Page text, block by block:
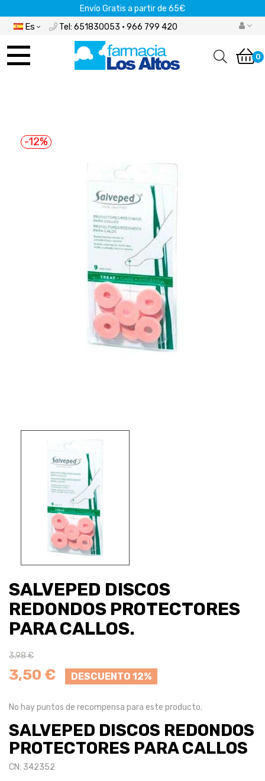
Envío Gratis a partir de 65€
Es Tel: 651830053 · 966 799 420
Navegación 0
-12%
SALVEPED DISCOS
REDONDOS PROTECTORES
PARA CALLOS.
3,98 €
3,50 € DESCUENTO 12%
No hay puntos de recompensa para este producto.
SALVEPED DISCOS REDONDOS
PROTECTORES PARA CALLOS
CN: 342352